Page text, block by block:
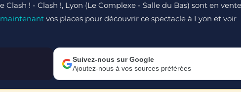
! - Clash !, Lyon (Le Complexe - Salle du Bas) sont en vente
maintenant vos places pour découvrir ce spectacle à Lyon et voir
Suivez-nous sur Google
Ajoutez-nous à vos sources préférées